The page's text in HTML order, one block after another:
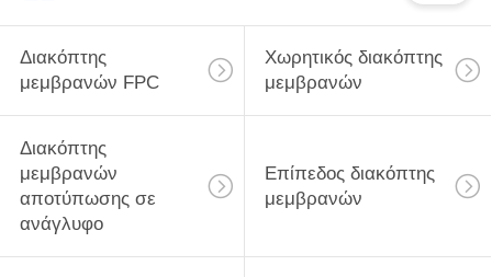
Διακόπτης
μεμβρανών FPC
Χωρητικός διακόπτης
μεμβρανών
Διακόπτης
μεμβρανών
αποτύπωσης σε
ανάγλυφο
Επίπεδος διακόπτης
μεμβρανών